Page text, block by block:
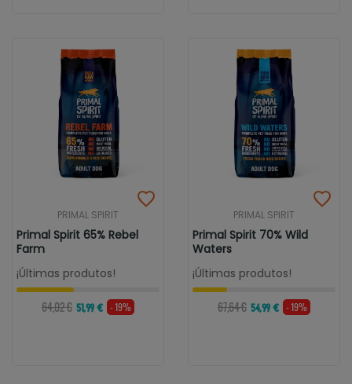
PRIMAL SPIRIT
Primal Spirit 65% Rebel
Farm
¡Últimas produtos!
64,02 € 51,99 € - 19%
PRIMAL SPIRIT
Primal Spirit 70% Wild
Waters
¡Últimas produtos!
67,64 € 54,99 € - 19%